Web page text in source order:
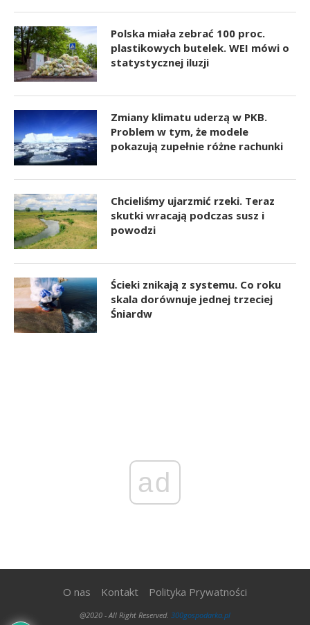
Polska miała zebrać 100 proc.
plastikowych butelek. WEI mówi o
statystycznej iluzji
Zmiany klimatu uderzą w PKB.
Problem w tym, że modele
pokazują zupełnie różne rachunki
Chcieliśmy ujarzmić rzeki. Teraz
skutki wracają podczas susz i
powodzi
Ścieki znikają z systemu. Co roku
skala dorównuje jednej trzeciej
Śniardw
ad
O nas Kontakt Polityka Prywatności
@2020 - All Right Reserved. 300gospodarka.pl